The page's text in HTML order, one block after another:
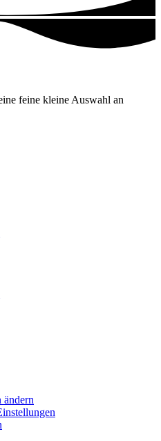
feine kleine Auswahl an
ändern